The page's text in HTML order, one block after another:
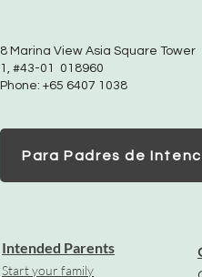
8 Marina View Asia Square Tower
1, #43-01 018960
Phone: +65 6407 1038
Para Padres de
Intended Parents
Start your family